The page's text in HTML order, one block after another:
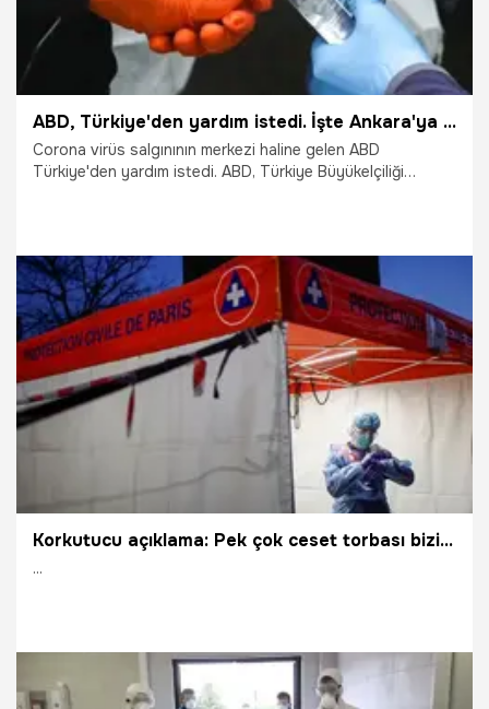
ABD, Türkiye'den yardım istedi. İşte Ankara'ya gönderdiği o liste
Corona virüs salgınının merkezi haline gelen ABD
Türkiye'den yardım istedi. ABD, Türkiye Büyükelçiliği
9.04.2020 Dünya
Korkutucu açıklama: Pek çok ceset torbası bizi bekliyor
...